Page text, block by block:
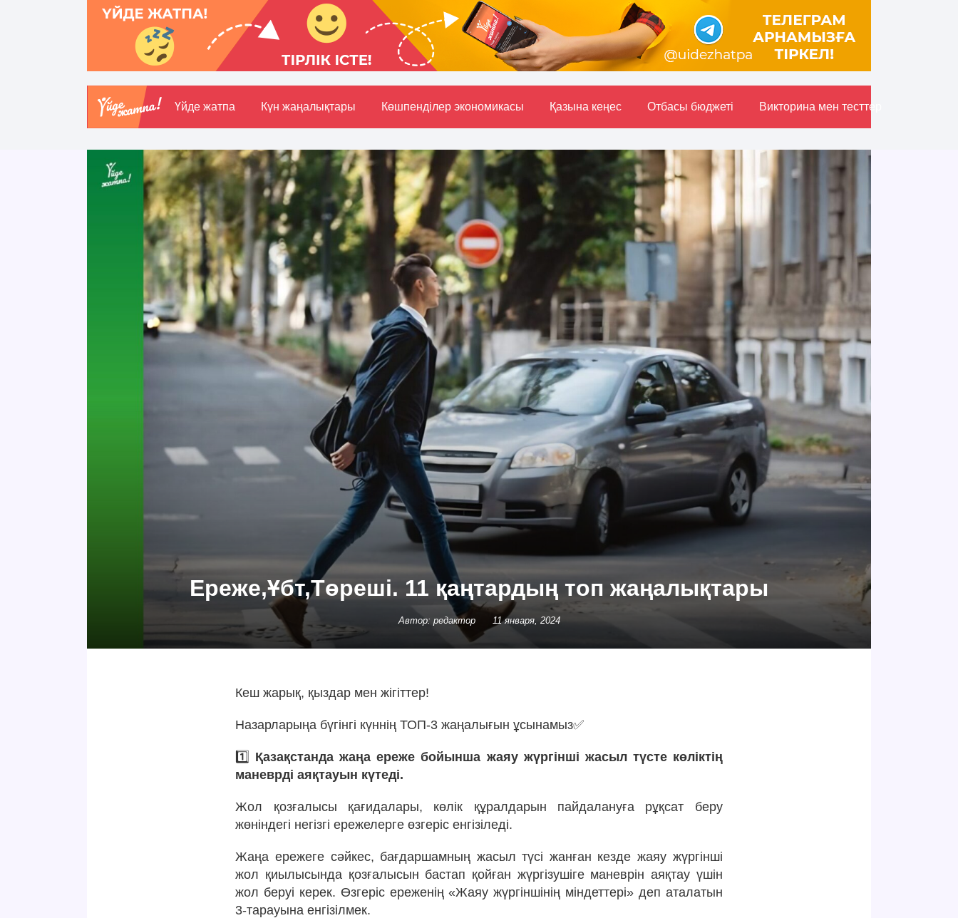
Үйде жатпа Күн жаңалықтары Көшпенділер экономикасы Қазына кеңес Отбасы бюджетi Викторина мен тесттер
Ереже,Ұбт,Төреші. 11 қаңтардың топ жаңалықтары
Автор: редактор 11 января, 2024
Кеш жарық, қыздар мен жігіттер!
Назарларыңа бүгінгі күннің ТОП-3 жаңалығын ұсынамыз✅
1️⃣ Қазақстанда жаңа ереже бойынша жаяу жүргінші жасыл түсте көліктің
маневрді аяқтауын күтеді.
Жол қозғалысы қағидалары, көлік құралдарын пайдалануға рұқсат беру
жөніндегі негізгі ережелерге өзгеріс енгізіледі.
Жаңа ережеге сәйкес, бағдаршамның жасыл түсі жанған кезде жаяу жүргінші
жол қиылысында қозғалысын бастап қойған жүргізушіге маневрін аяқтау үшін
жол беруі керек. Өзгеріс ереженің «Жаяу жүргіншінің міндеттері» деп аталатын
3-тарауына енгізілмек.